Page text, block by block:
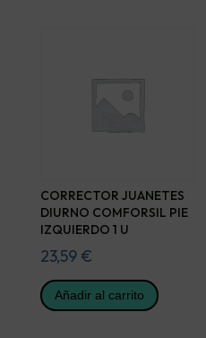
CORRECTOR JUANETES
DIURNO COMFORSIL PIE
IZQUIERDO 1 U
23,59 €
Añadir al carrito